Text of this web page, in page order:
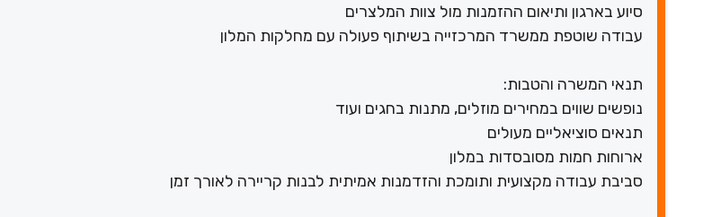
סיוע בארגון ותיאום ההזמנות מול צוות המלצרים
עבודה שוטפת ממשרד המרכזייה בשיתוף פעולה עם מחלקות המלון
תנאי המשרה והטבות:
נופשים שווים במחירים מוזלים, מתנות בחגים ועוד
תנאים סוציאליים מעולים
ארוחות חמות מסובסדות במלון
סביבת עבודה מקצועית ותומכת והזדמנות אמיתית לבנות קריירה לאורך זמן